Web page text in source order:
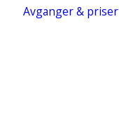
Avganger & priser